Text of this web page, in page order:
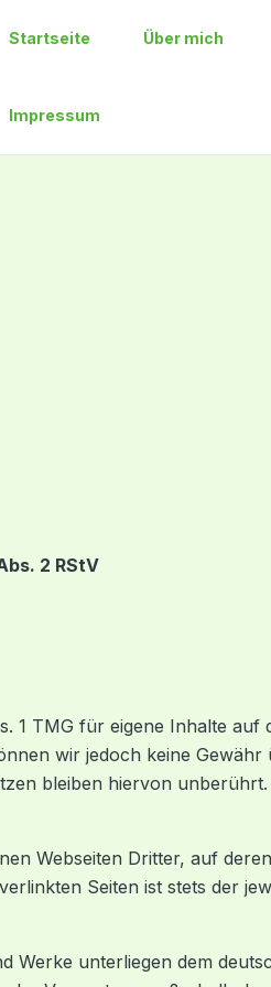
Startseite Über mich
Impressum
2 RStV
1 TMG für eigene Inhalte
wir jedoch keine
bleiben hiervon unberührt.
Webseiten Dritter, auf
Seiten ist stets der
Werke unterliegen dem